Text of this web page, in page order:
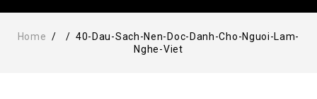
Trang Chủ
Home / / 40-Dau-Sach-Nen-Doc-Danh-Cho-Nguoi-Lam-
Nghe-Viet